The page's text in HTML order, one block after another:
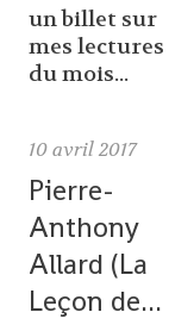
un billet sur
mes lectures
du mois...
10 avril 2017
Pierre-
Anthony
Allard (La
Leçon de...